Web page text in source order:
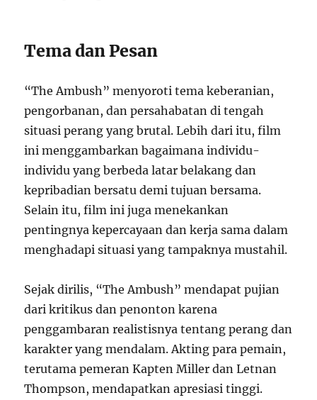
Tema dan Pesan
“The Ambush” menyoroti tema keberanian,
pengorbanan, dan persahabatan di tengah
situasi perang yang brutal. Lebih dari itu, film
ini menggambarkan bagaimana individu-
individu yang berbeda latar belakang dan
kepribadian bersatu demi tujuan bersama.
Selain itu, film ini juga menekankan
pentingnya kepercayaan dan kerja sama dalam
menghadapi situasi yang tampaknya mustahil.
Sejak dirilis, “The Ambush” mendapat pujian
dari kritikus dan penonton karena
penggambaran realistisnya tentang perang dan
karakter yang mendalam. Akting para pemain,
terutama pemeran Kapten Miller dan Letnan
Thompson, mendapatkan apresiasi tinggi.